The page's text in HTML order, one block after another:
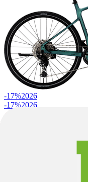
-17%2026
-17%2026